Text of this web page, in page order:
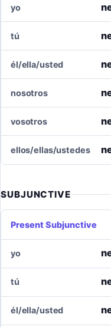
yo
tú
él/ella/usted
nosotros
vosotros
ellos/ellas/ustedes
SUBJUNCTIVE
Present Subjunctive
yo
tú
él/ella/usted